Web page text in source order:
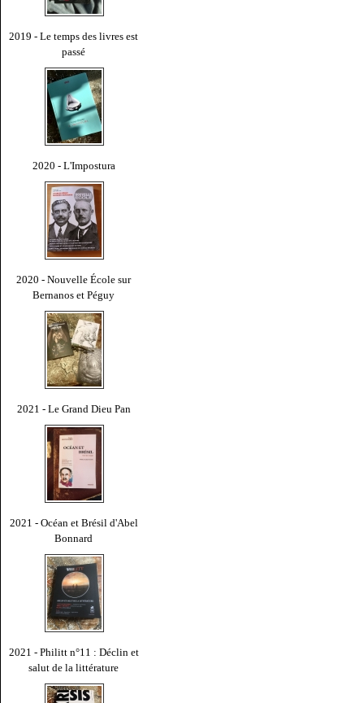
2019 - Le temps des livres est
passé
2020 - L'Impostura
2020 - Nouvelle École sur
Bernanos et Péguy
2021 - Le Grand Dieu Pan
2021 - Océan et Brésil d'Abel
Bonnard
2021 - Philitt n°11 : Déclin et
salut de la littérature